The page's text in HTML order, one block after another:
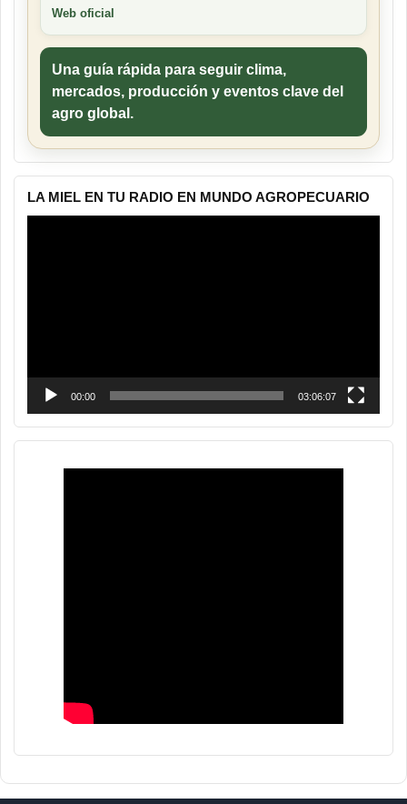
Web oficial
Una guía rápida para seguir clima,
mercados, producción y eventos clave del
agro global.
LA MIEL EN TU RADIO EN MUNDO AGROPECUARIO
00:00 03:06:07